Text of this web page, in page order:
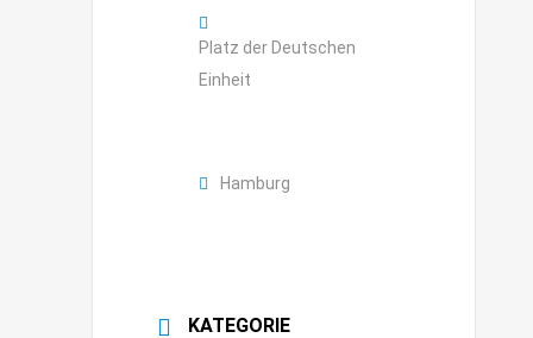
Platz der Deutschen
Einheit
Hamburg
KATEGORIE